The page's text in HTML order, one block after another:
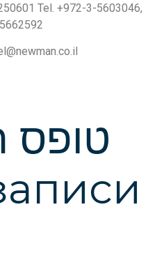
Tel. +972-3-5603046,